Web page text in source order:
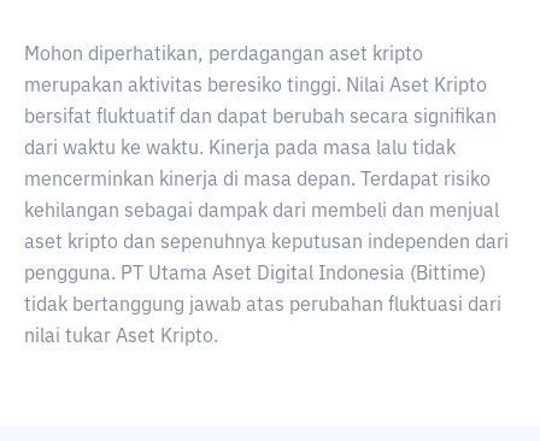
Mohon diperhatikan, perdagangan aset kripto
merupakan aktivitas beresiko tinggi. Nilai Aset Kripto
bersifat fluktuatif dan dapat berubah secara signifikan
dari waktu ke waktu. Kinerja pada masa lalu tidak
mencerminkan kinerja di masa depan. Terdapat risiko
kehilangan sebagai dampak dari membeli dan menjual
aset kripto dan sepenuhnya keputusan independen dari
pengguna. PT Utama Aset Digital Indonesia (Bittime)
tidak bertanggung jawab atas perubahan fluktuasi dari
nilai tukar Aset Kripto.